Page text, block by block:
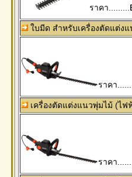
ราคา.........
ใบมีด สำหรับเครื่องตัดแต่ง
ราคา
เครื่องตัดแต่งแนวพุ่มไม้ (ไฟ
ราคา